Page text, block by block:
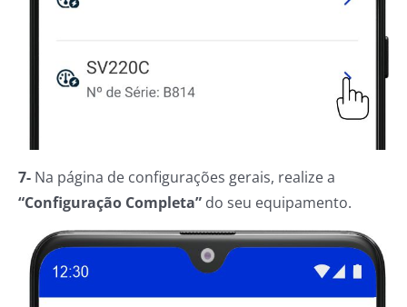
7- Na página de configurações gerais, realize a
“Configuração Completa” do seu equipamento.